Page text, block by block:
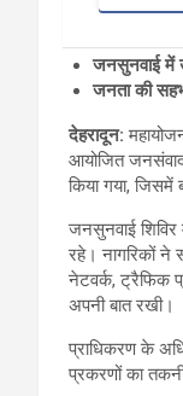
जनसुनवाई में
जनता की
देहरादून:
आयोजित
किया गया, जिसमें
जनसुनवाई शिविर
रहे। नागरिकों ने
नेटवर्क, ट्रैफिक
अपनी बात रखी।
प्राधिकरण के
प्रकरणों का